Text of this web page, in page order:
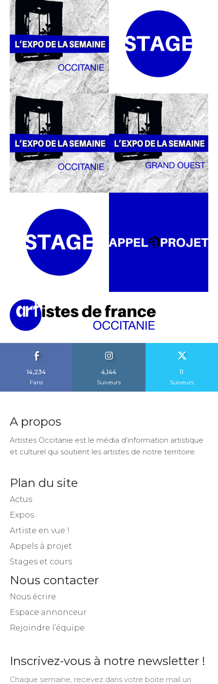
14,234
Fans
4,144
Suiveurs
11
Suiveurs
A propos
Artistes Occitanie est le média d’information artistique
et culturel qui soutient les artistes de notre territoire.
Plan du site
Actus
Expos
Artiste en vue !
Appels à projet
Stages et cours
Nous contacter
Nous écrire
Espace annonceur
Rejoindre l’équipe
Inscrivez-vous à notre newsletter !
Chaque semaine, recevez dans votre boite mail un